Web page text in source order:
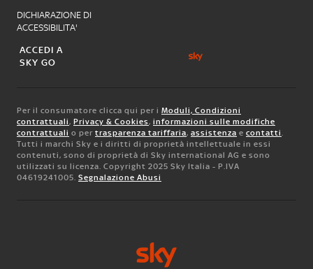
DICHIARAZIONE DI
ACCESSIBILITA'
ACCEDI A
SKY GO
Per il consumatore clicca qui per i Moduli, Condizioni
contrattuali, Privacy & Cookies, informazioni sulle modifiche
contrattuali o per trasparenza tariffaria, assistenza e contatti.
Tutti i marchi Sky e i diritti di proprietà intellettuale in essi
contenuti, sono di proprietà di Sky international AG e sono
utilizzati su licenza. Copyright 2025 Sky Italia - P.IVA
04619241005. Segnalazione Abusi